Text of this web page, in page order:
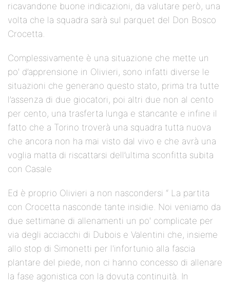
ricavandone buone indicazioni, da valutare però, una
volta che la squadra sarà sul parquet del Don Bosco
Crocetta.
Complessivamente è una situazione che mette un
po' d’apprensione in Olivieri, sono infatti diverse le
situazioni che generano questo stato, prima tra tutte
l’assenza di due giocatori, poi altri due non al cento
per cento, una trasferta lunga e stancante e infine il
fatto che a Torino troverà una squadra tutta nuova
che ancora non ha mai visto dal vivo e che avrà una
voglia matta di riscattarsi dell’ultima sconfitta subita
con Casale
Ed è proprio Olivieri a non nascondersi “ La partita
con Crocetta nasconde tante insidie. Noi veniamo da
due settimane di allenamenti un po' complicate per
via degli acciacchi di Dubois e Valentini che, insieme
allo stop di Simonetti per l'infortunio alla fascia
plantare del piede, non ci hanno concesso di allenare
la fase agonistica con la dovuta continuità. In